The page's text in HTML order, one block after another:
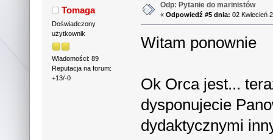
Tomaga
Doświadczony
użytkownik
Wiadomości: 89
Reputacja na forum:
+13/-0
Odp: Pytanie do marinistów
«Odpowiedź #5 dnia: 02 Kwiecień
Witam ponownie
Ok Orca jest...
dysponujecie
dydaktycznymi